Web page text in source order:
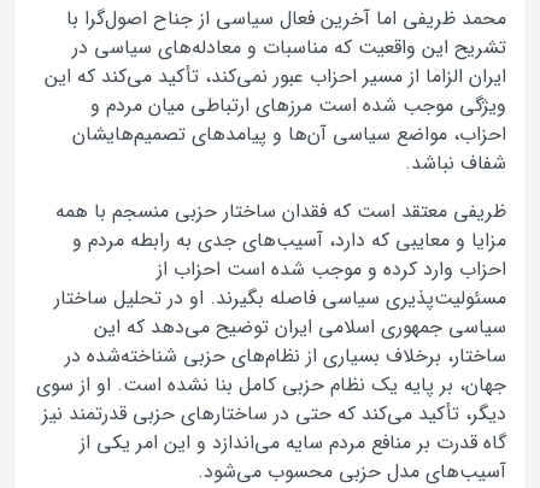
محمد ظریفی اما آخرین فعال سیاسی از جناح اصول‌گرا با
تشریح این واقعیت که مناسبات و معادله‌های سیاسی در
ایران الزاما از مسیر احزاب عبور نمی‌کند، تأکید می‌کند که این
ویژگی موجب شده است مرزهای ارتباطی میان مردم و
احزاب، مواضع سیاسی آن‌ها و پیامدهای تصمیم‌هایشان
شفاف نباشد.
ظریفی معتقد است که فقدان ساختار حزبی منسجم با همه
مزایا و معایبی که دارد، آسیب‌های جدی به رابطه مردم و
احزاب وارد کرده و موجب شده است احزاب از
مسئولیت‌پذیری سیاسی فاصله بگیرند. او در تحلیل ساختار
سیاسی جمهوری اسلامی ایران توضیح می‌دهد که این
ساختار، برخلاف بسیاری از نظام‌های حزبی شناخته‌شده در
جهان، بر پایه یک نظام حزبی کامل بنا نشده است. او از سوی
دیگر، تأکید می‌کند که حتی در ساختارهای حزبی قدرتمند نیز
گاه قدرت بر منافع مردم سایه می‌اندازد و این امر یکی از
آسیب‌های مدل حزبی محسوب می‌شود.